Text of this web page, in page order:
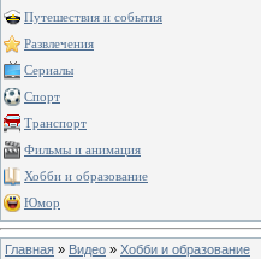
Путешествия и события
Развлечения
Сериалы
Спорт
Транспорт
Фильмы и анимация
Хобби и образование
Юмор
Главная » Видео » Хобби и образование